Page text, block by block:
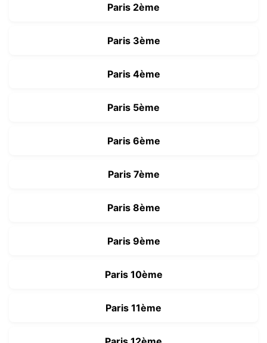
Paris 2ème
Paris 3ème
Paris 4ème
Paris 5ème
Paris 6ème
Paris 7ème
Paris 8ème
Paris 9ème
Paris 10ème
Paris 11ème